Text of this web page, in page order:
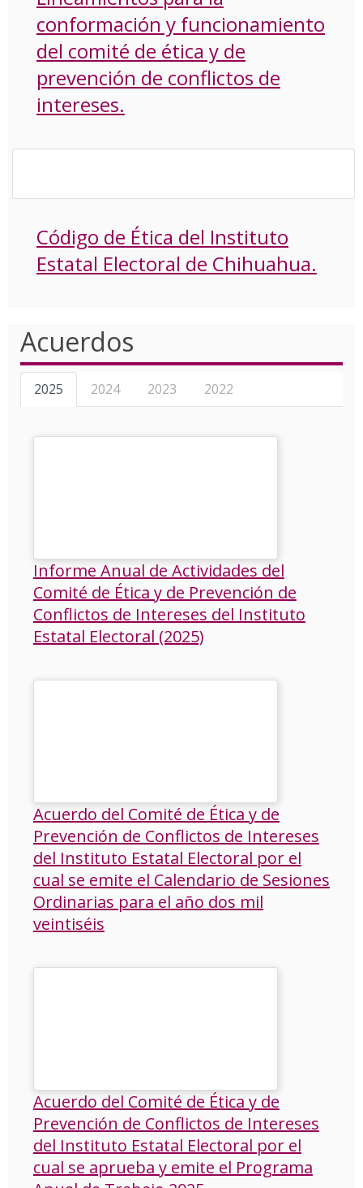
conformación y funcionamiento
del comité de ética y de
prevención de conflictos de
intereses.
Código de Ética del Instituto
Estatal Electoral de Chihuahua.
Acuerdos
2025 2024 2023 2022
Informe Anual de Actividades del
Comité de Ética y de Prevención de
Conflictos de Intereses del Instituto
Estatal Electoral (2025)
Acuerdo del Comité de Ética y de
Prevención de Conflictos de Intereses
del Instituto Estatal Electoral por el
cual se emite el Calendario de Sesiones
Ordinarias para el año dos mil
veintiséis
Acuerdo del Comité de Ética y de
Prevención de Conflictos de Intereses
del Instituto Estatal Electoral por el
cual se aprueba y emite el Programa